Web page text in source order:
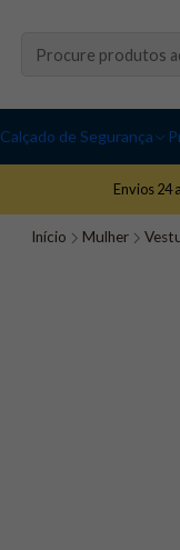
Calçado de Segurança
Envios 24
Início Mulher